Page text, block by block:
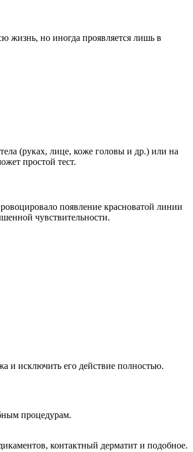
жизнь, но иногда проявляется лишь в
(руках, лице, коже головы и др.) или на
простой тест.
появление красноватой линии
чувствительности.
и исключить его действие полностью.
процедурам.
контактный дерматит и подобное.